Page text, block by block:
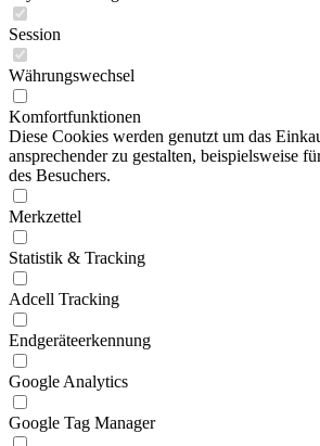
Session
Währungswechsel
Komfortfunktionen
Diese Cookies werden genutzt um das
ansprechender zu gestalten, beispielsweise
des Besuchers.
Merkzettel
Statistik & Tracking
Adcell Tracking
Endgeräteerkennung
Google Analytics
Google Tag Manager